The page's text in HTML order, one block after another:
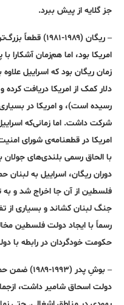
جز گلایه از پیش ببرد.
– ریگان (۱۹۸۹-
امریکا بود، اما هم‌زمان آشکارا
زمان ریگان بود که اسراییل
رسیده است)، و امریکا در
شرکت داشت. اما زمانی‌که
امریکا در قطعنامه‌ی شورای
با الحاق رسمی بلندی‌های جولان
دوران ریگان، اسراییل به
فلسطین از آن جا اخراج شد و به
جنگ لبنان کشاند و بسیاری از
رسماً با ایجاد دولت فلسطین
حکومت خود‌گردان در رابطه با
– بوشِ پدر
دولت اسحاق شامیر داشت،